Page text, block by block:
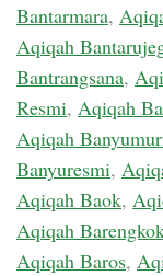
Bantarmara,
Aqiqah
Bantrangsana,
Resmi, Aqiqah
Aqiqah
Banyuresmi,
Aqiqah Baok,
Aqiqah
Aqiqah Baros,